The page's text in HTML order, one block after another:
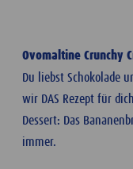
Ovomaltine Crunchy
Du liebst Schokolade
wir DAS Rezept für
Dessert: Das
immer.